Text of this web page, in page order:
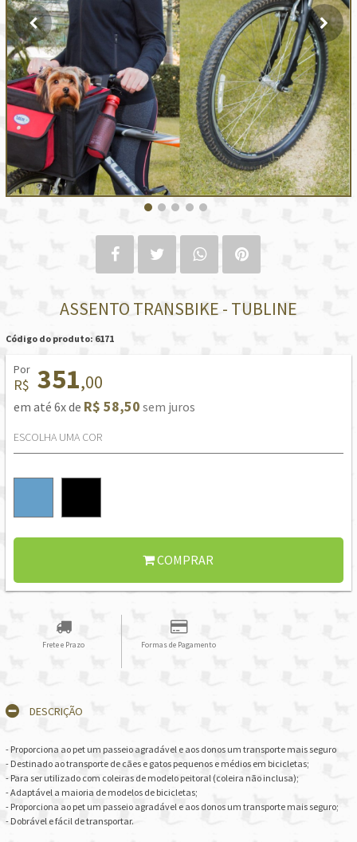
ASSENTO TRANSBIKE - TUBLINE
Código do produto: 6171
Por
R$ 351,00
em até 6x de R$ 58,50 sem juros
ESCOLHA UMA COR
COMPRAR
Frete e Prazo Formas de Pagamento
DESCRIÇÃO
- Proporciona ao pet um passeio agradável e aos donos um transporte mais seguro
- Destinado ao transporte de cães e gatos pequenos e médios em bicicletas;
- Para ser utilizado com coleiras de modelo peitoral (coleira não inclusa);
- Adaptável a maioria de modelos de bicicletas;
- Proporciona ao pet um passeio agradável e aos donos um transporte mais seguro;
- Dobrável e fácil de transportar.